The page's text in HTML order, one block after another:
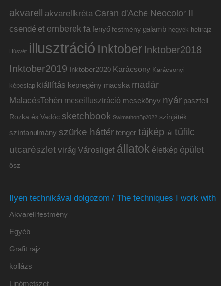
akvarell akvarellkréta Caran d'Ache Neocolor II
csendélet emberek fa fenyő festmény galamb hegyek hetirajz
Húsvét illusztráció Inktober Inktober2018
Inktober2019 Inktober2020 Karácsony Karácsonyi
képeslap kiállítás képregény macska madár
MalacésTehén meseillusztráció mesekönyv nyár pasztell
Rozka és Vadóc sketchbook SwimathonBp2022 színjáték
színtanulmány szürke háttér tenger tájkép tél tűfilc
utcarészlet virág Városliget állatok életkép épület
ősz
Ilyen technikával dolgozom / The techniques I work with
Akvarell festmény
Egyéb
Grafit rajz
kollázs
Linómetszet